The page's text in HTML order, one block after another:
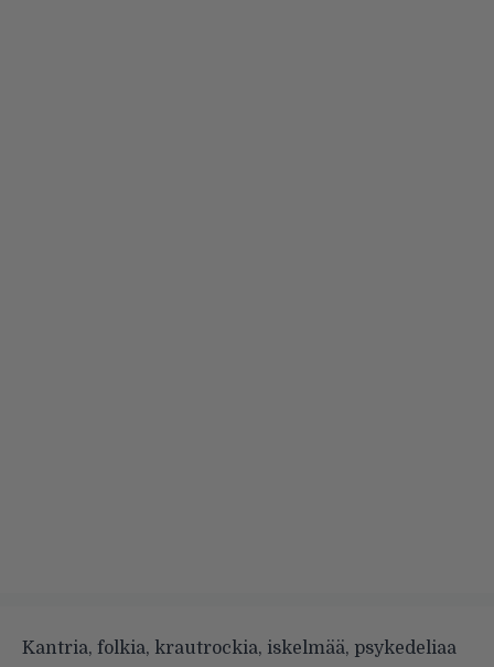
Kantria, folkia, krautrockia, iskelmää, psykedeliaa